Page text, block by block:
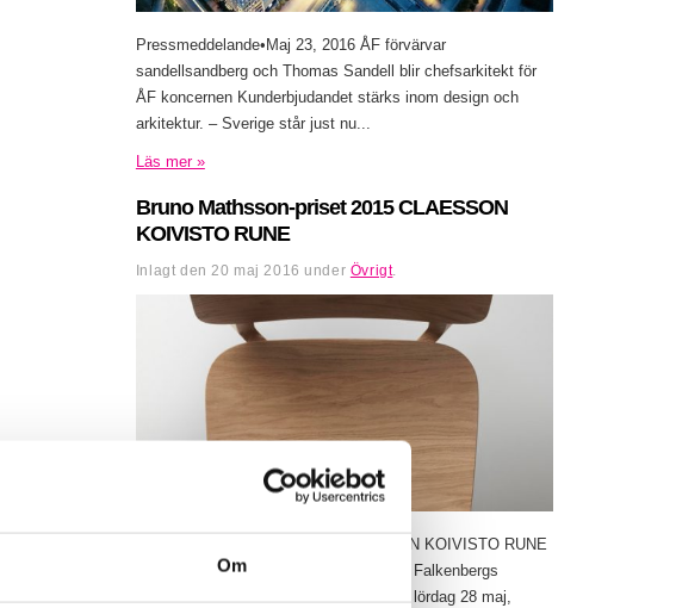
Om
Pressmeddelande•Maj 23, 2016 ÅF förvärvar
sandellsandberg och Thomas Sandell blir chefsarkitekt för
ÅF koncernen Kunderbjudandet stärks inom design och
arkitektur. – Sverige står just nu...
Läs mer »
Bruno Mathsson-priset 2015 CLAESSON
KOIVISTO RUNE
Inlagt den 20 maj 2016 under Övrigt.
Bruno Mathsson-priset 2015 CLAESSON KOIVISTO RUNE
28 maj – 28 augusti 2016 Utställning på Falkenbergs
museum – designmuseum. Vernissage, lördag 28 maj,